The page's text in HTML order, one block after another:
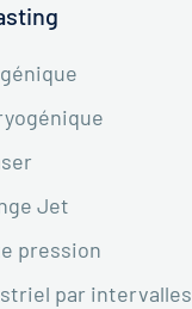
Jet
pression
par intervalles